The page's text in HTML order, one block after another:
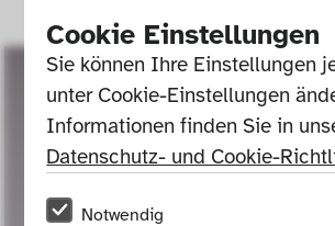
Cookie Einstellungen
Sie können Ihre Einstellungen
unter Cookie-Einstellungen
Datenschutz- und Cookie-
Notwendig